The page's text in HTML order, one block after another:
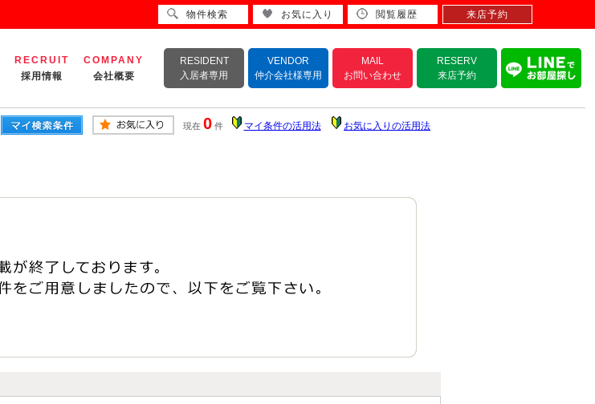
RECRUIT
採用情報
COMPANY
会社概要
RESIDENT
入居者専用
VENDOR
仲介会社様専用
MAIL
お問い合わせ
RESERV
来店予約
現在 0 件 マイ条件の活用法 お気に入りの活用法
物件検索 お気に入り 閲覧履歴 来店予約